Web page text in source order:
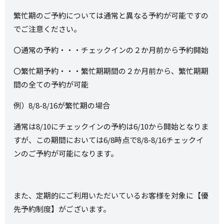
繁忙期のご予約については通常と異なる予約が可能ですの
でご注意ください。
〇通常の予約・・・チェックインの２か月前から予約開始
〇繁忙期予約・・・繁忙期期間の２か月前から、繁忙期期
間の全ての予約が可能
例）8/8-8/16が繁忙期の場合
通常は8/10にチェックインの予約は6/10から開始となりま
すが、この期間においては6/8時点で8/8-8/16チェックイ
ンのご予約が可能になります。
また、定期的にご利用いただいているお客様を対象に【優
先予約制度】がございます。